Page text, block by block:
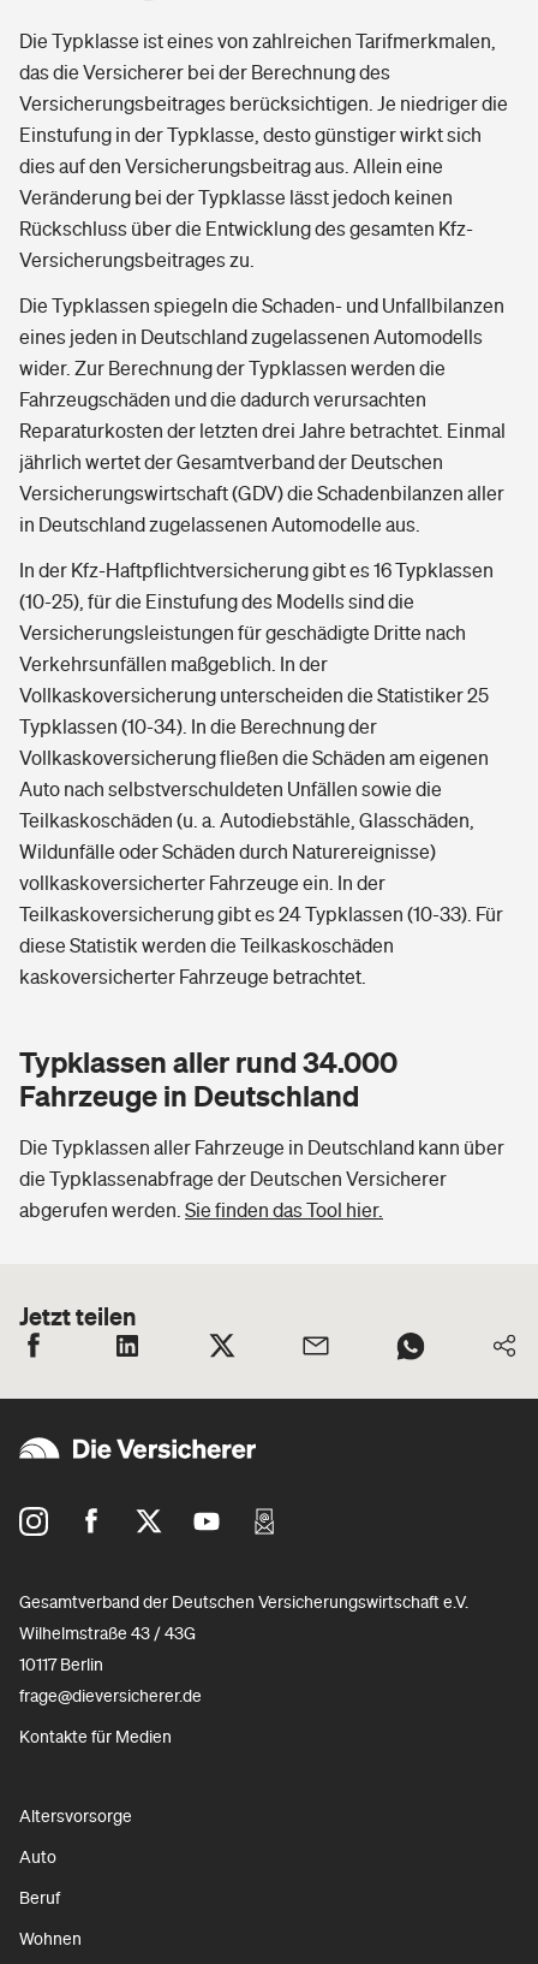
Die Typklasse ist eines von zahlreichen Tarifmerkmalen,
das die Versicherer bei der Berechnung des
Versicherungsbeitrages berücksichtigen. Je niedriger die
Einstufung in der Typklasse, desto günstiger wirkt sich
dies auf den Versicherungsbeitrag aus. Allein eine
Veränderung bei der Typklasse lässt jedoch keinen
Rückschluss über die Entwicklung des gesamten Kfz-
Versicherungsbeitrages zu.
Die Typklassen spiegeln die Schaden- und Unfallbilanzen
eines jeden in Deutschland zugelassenen Automodells
wider. Zur Berechnung der Typklassen werden die
Fahrzeugschäden und die dadurch verursachten
Reparaturkosten der letzten drei Jahre betrachtet. Einmal
jährlich wertet der Gesamtverband der Deutschen
Versicherungswirtschaft (GDV) die Schadenbilanzen aller
in Deutschland zugelassenen Automodelle aus.
In der Kfz-Haftpflichtversicherung gibt es 16 Typklassen
(10-25), für die Einstufung des Modells sind die
Versicherungsleistungen für geschädigte Dritte nach
Verkehrsunfällen maßgeblich. In der
Vollkaskoversicherung unterscheiden die Statistiker 25
Typklassen (10-34). In die Berechnung der
Vollkaskoversicherung fließen die Schäden am eigenen
Auto nach selbstverschuldeten Unfällen sowie die
Teilkaskoschäden (u. a. Autodiebstähle, Glasschäden,
Wildunfälle oder Schäden durch Naturereignisse)
vollkaskoversicherter Fahrzeuge ein. In der
Teilkaskoversicherung gibt es 24 Typklassen (10-33). Für
diese Statistik werden die Teilkaskoschäden
kaskoversicherter Fahrzeuge betrachtet.
Typklassen aller rund 34.000
Fahrzeuge in Deutschland
Die Typklassen aller Fahrzeuge in Deutschland kann über
die Typklassenabfrage der Deutschen Versicherer
abgerufen werden. Sie finden das Tool hier.
Jetzt teilen
Gesamtverband der Deutschen Versicherungswirtschaft e.V.
Wilhelmstraße 43 / 43G
10117 Berlin
frage@dieversicherer.de
Kontakte für Medien
Altersvorsorge
Auto
Beruf
Wohnen